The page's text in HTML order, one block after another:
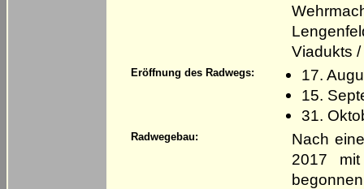
Viadukts
Eröffnung des Radwegs:
17.
15.
31.
Radwegebau:
Nach
2017